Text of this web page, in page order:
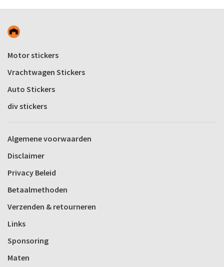
Motor stickers
Vrachtwagen Stickers
Auto Stickers
div stickers
Algemene voorwaarden
Disclaimer
Privacy Beleid
Betaalmethoden
Verzenden & retourneren
Links
Sponsoring
Maten